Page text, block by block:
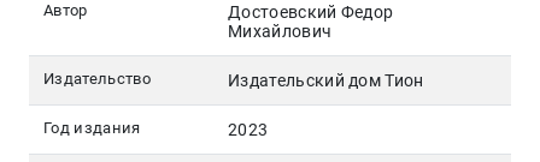
Автор
Достоевский Федор
Михайлович
Издательство Издательский дом Тион
Год издания 2023